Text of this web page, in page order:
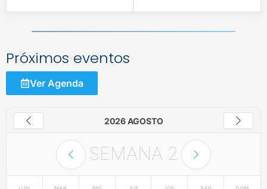
Próximos eventos
Ver Agenda
2026 AGOSTO
SEMANA 2